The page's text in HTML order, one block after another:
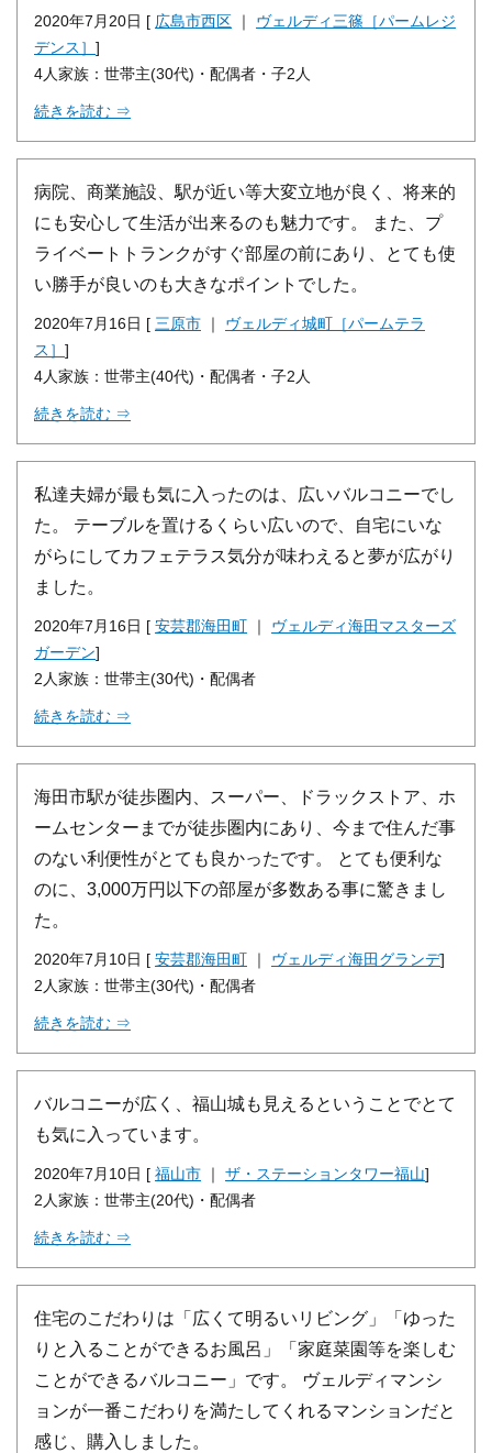
2020年7月20日 [ 広島市西区 ｜ ヴェルディ三篠［パームレジ
デンス］ ]
4人家族：世帯主(30代)・配偶者・子2人
続きを読む ⇒
病院、商業施設、駅が近い等大変立地が良く、将来的
にも安心して生活が出来るのも魅力です。 また、プ
ライベートトランクがすぐ部屋の前にあり、とても使
い勝手が良いのも大きなポイントでした。
2020年7月16日 [ 三原市 ｜ ヴェルディ城町［パームテラ
ス］ ]
4人家族：世帯主(40代)・配偶者・子2人
続きを読む ⇒
私達夫婦が最も気に入ったのは、広いバルコニーでし
た。 テーブルを置けるくらい広いので、自宅にいな
がらにしてカフェテラス気分が味わえると夢が広がり
ました。
2020年7月16日 [ 安芸郡海田町 ｜ ヴェルディ海田マスターズ
ガーデン]
2人家族：世帯主(30代)・配偶者
続きを読む ⇒
海田市駅が徒歩圏内、スーパー、ドラックストア、ホ
ームセンターまでが徒歩圏内にあり、今まで住んだ事
のない利便性がとても良かったです。 とても便利な
のに、3,000万円以下の部屋が多数ある事に驚きまし
た。
2020年7月10日 [ 安芸郡海田町 ｜ ヴェルディ海田グランデ]
2人家族：世帯主(30代)・配偶者
続きを読む ⇒
バルコニーが広く、福山城も見えるということでとて
も気に入っています。
2020年7月10日 [ 福山市 ｜ ザ・ステーションタワー福山]
2人家族：世帯主(20代)・配偶者
続きを読む ⇒
住宅のこだわりは「広くて明るいリビング」「ゆった
りと入ることができるお風呂」「家庭菜園等を楽しむ
ことができるバルコニー」です。 ヴェルディマンシ
ョンが一番こだわりを満たしてくれるマンションだと
感じ、購入しました。